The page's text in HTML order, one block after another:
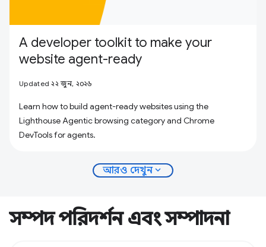
A developer toolkit to make your
website agent-ready
Updated ২২ জুন, ২০২৬
Learn how to build agent-ready websites using the
Lighthouse Agentic browsing category and Chrome
DevTools for agents.
আরও দেখুনexpand_more
সম্পদ পরিদর্শন এবং সম্পাদনা